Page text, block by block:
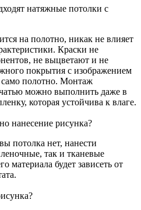
натяжные потолки с
на полотно, никак не влияет
Краски не
не выцветают и не
покрытия с изображением
полотно. Монтаж
можно выполнить даже в
которая устойчива к влаге.
нанесение рисунка?
потолка нет, нанести
так и тканевые
материала будет зависеть от